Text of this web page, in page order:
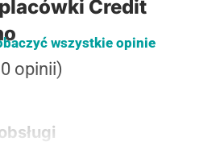
Credit
opinii)
wszystkie opinie